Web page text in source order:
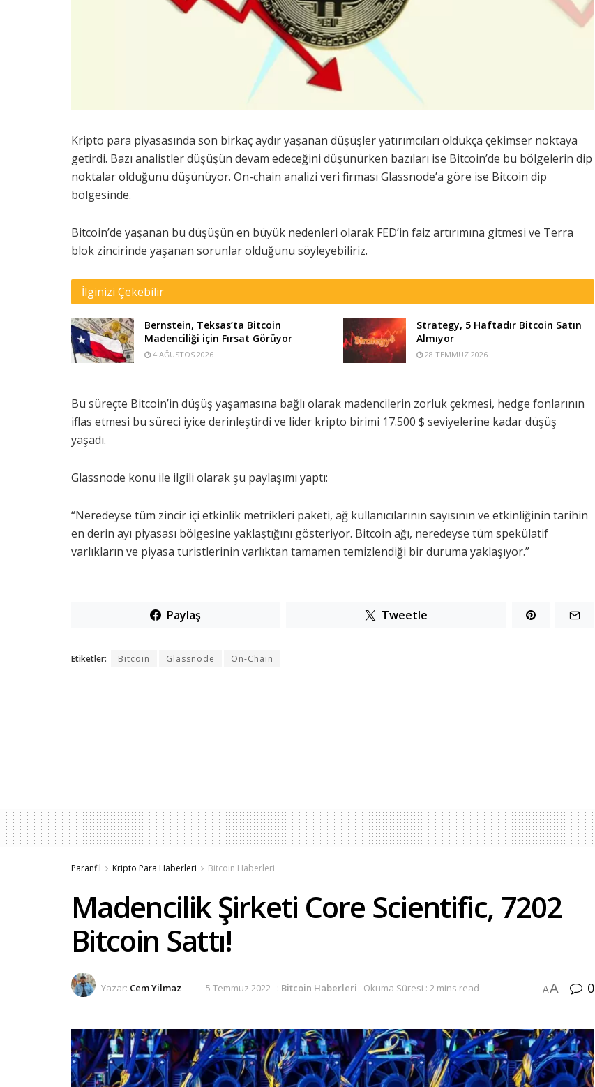
Kripto para piyasasında son birkaç aydır yaşanan düşüşler yatırımcıları oldukça çekimser noktaya
getirdi. Bazı analistler düşüşün devam edeceğini düşünürken bazıları ise Bitcoin’de bu bölgelerin dip
noktalar olduğunu düşünüyor. On-chain analizi veri firması Glassnode’a göre ise Bitcoin dip
bölgesinde.
Bitcoin’de yaşanan bu düşüşün en büyük nedenleri olarak FED’in faiz artırımına gitmesi ve Terra
blok zincirinde yaşanan sorunlar olduğunu söyleyebiliriz.
İlginizi Çekebilir
Bernstein, Teksas’ta Bitcoin
Madenciliği için Fırsat Görüyor
4 AĞUSTOS 2026
Strategy, 5 Haftadır Bitcoin Satın
Almıyor
28 TEMMUZ 2026
Bu süreçte Bitcoin’in düşüş yaşamasına bağlı olarak madencilerin zorluk çekmesi, hedge fonlarının
iflas etmesi bu süreci iyice derinleştirdi ve lider kripto birimi 17.500 $ seviyelerine kadar düşüş
yaşadı.
Glassnode konu ile ilgili olarak şu paylaşımı yaptı:
“Neredeyse tüm zincir içi etkinlik metrikleri paketi, ağ kullanıcılarının sayısının ve etkinliğinin tarihin
en derin ayı piyasası bölgesine yaklaştığını gösteriyor. Bitcoin ağı, neredeyse tüm spekülatif
varlıkların ve piyasa turistlerinin varlıktan tamamen temizlendiği bir duruma yaklaşıyor.”
Paylaş Tweetle
Etiketler: Bitcoin Glassnode On-Chain
Paranfil Kripto Para Haberleri Bitcoin Haberleri
Madencilik Şirketi Core Scientific, 7202
Bitcoin Sattı!
Yazar: Cem Yilmaz 5 Temmuz 2022 : Bitcoin Haberleri Okuma Süresi : 2 mins read AA 0